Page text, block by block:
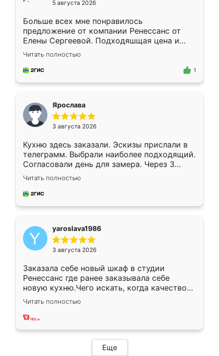
5 августа 2026
Больше всех мне понравилось
предложение от компании Ренессанс от
Елены Сергеевой. Подходяшщая цена и
короткие сроки изготовления. Приехавший
для замера сотрудник Владислав
предложил по моему эскизу самый
Читать полностью
1
Ярослава
3 августа 2026
Кухню здесь заказали. Эскизы прислали в
телеграмм. Выбрали наиболее подходящий.
Согласовали день для замера. Через 3
недели кухня была уже готова. Остались
довольны работой. Спасибо Ренессанс
мебель за качественную работу!
Читать полностью
yaroslava1986
3 августа 2026
Заказала себе новый шкаф в студии
Ренессанс где ранее заказывала себе
новую кухню.Чего искать, когда качеством
вполне довольна. Служит кухня уже почти
два года, нареканий нет.
Читать полностью
Еще